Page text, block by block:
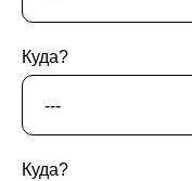
Куда?
Куда?